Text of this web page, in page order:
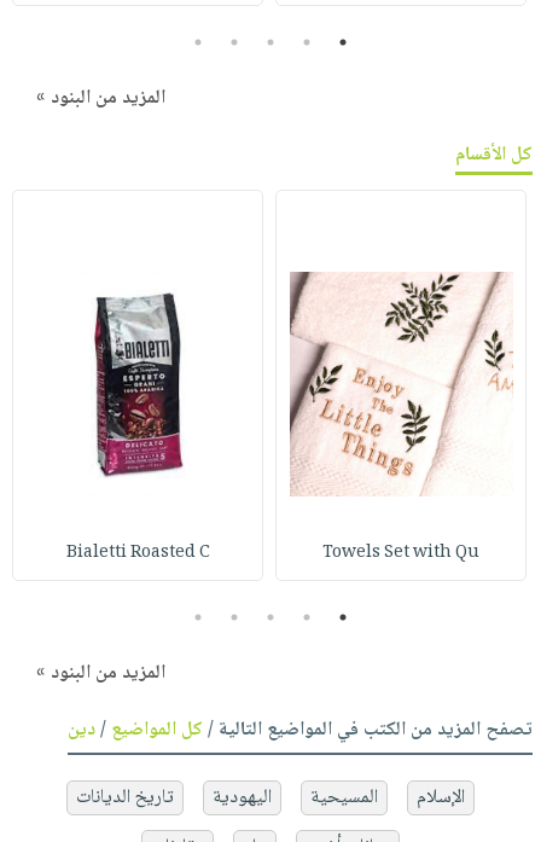
1
2
3
4
5
المزيد من البنود »
كل الأقسام
Towels Set with Qu
Bialetti Roasted C
1
2
3
4
5
المزيد من البنود »
تصفح المزيد من الكتب في المواضيع التالية /كل المواضيع/دين
الإسلام المسيحية اليهودية
تاريخ الديانات